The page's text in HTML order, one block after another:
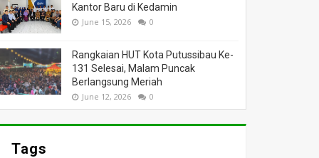
Kantor Baru di Kedamin
June 15, 2026 0
Rangkaian HUT Kota Putussibau Ke-
131 Selesai, Malam Puncak
Berlangsung Meriah
June 12, 2026 0
Tags